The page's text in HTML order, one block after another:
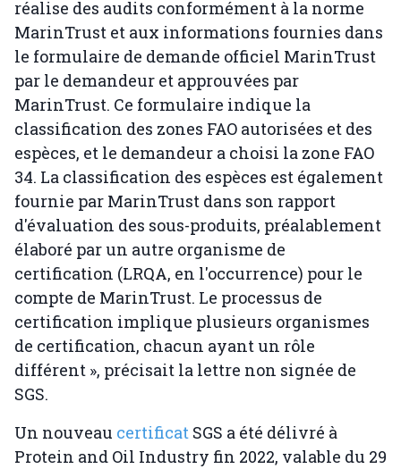
réalise des audits conformément à la norme
MarinTrust et aux informations fournies dans
le formulaire de demande officiel MarinTrust
par le demandeur et approuvées par
MarinTrust. Ce formulaire indique la
classification des zones FAO autorisées et des
espèces, et le demandeur a choisi la zone FAO
34. La classification des espèces est également
fournie par MarinTrust dans son rapport
d'évaluation des sous-produits, préalablement
élaboré par un autre organisme de
certification (LRQA, en l'occurrence) pour le
compte de MarinTrust. Le processus de
certification implique plusieurs organismes
de certification, chacun ayant un rôle
différent », précisait la lettre non signée de
SGS.
Un nouveau certificat SGS a été délivré à
Protein and Oil Industry fin 2022, valable du 29